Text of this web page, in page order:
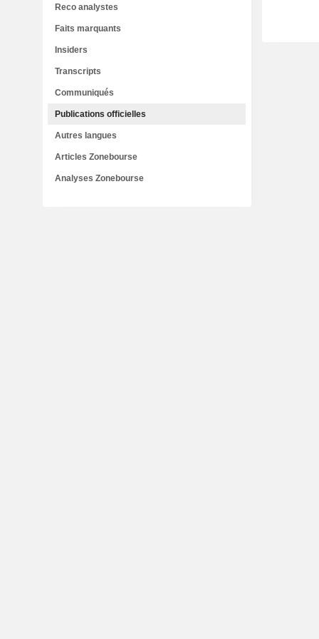
Reco analystes
Faits marquants
Insiders
Transcripts
Communiqués
Publications officielles
Autres langues
Articles Zonebourse
Analyses Zonebourse